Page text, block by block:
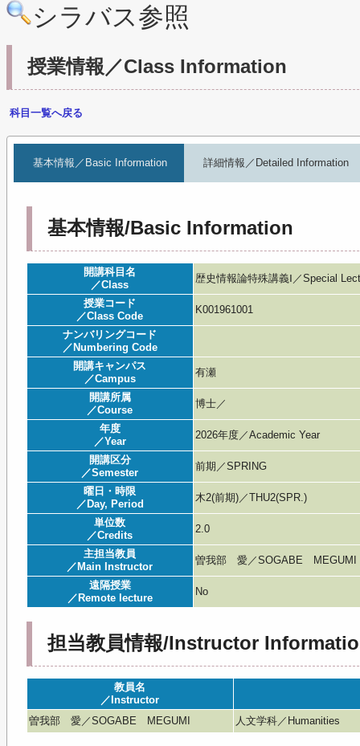
シラバス参照
授業情報／Class Information
科目一覧へ戻る
基本情報／Basic Information 詳細情報／Detailed Information
基本情報/Basic Information
開講科目名
／Class
歴史情報論特殊講義Ⅰ／Special
授業コード
／Class Code
K001961001
ナンバリングコード
／Numbering Code
開講キャンパス
／Campus
有瀬
開講所属
／Course
博士／
年度
／Year
2026年度／Academic Year
開講区分
／Semester
前期／SPRING
曜日・時限
／Day, Period
木2(前期)／THU2(SPR.)
単位数
／Credits
2.0
主担当教員
／Main Instructor
曽我部 愛／SOGABE MEGUMI
遠隔授業
／Remote lecture
No
担当教員情報/Instructor
教員名
／Instructor
曽我部 愛／SOGABE MEGUMI
人文学科／Humanities